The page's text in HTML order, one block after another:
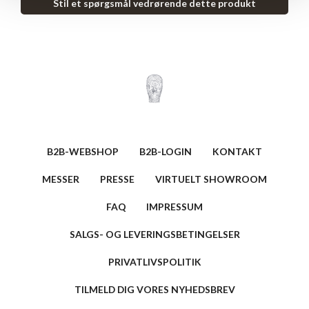
Stil et spørgsmål vedrørende dette produkt
B2B-WEBSHOP B2B-LOGIN KONTAKT
MESSER PRESSE VIRTUELT SHOWROOM
FAQ IMPRESSUM
SALGS- OG LEVERINGSBETINGELSER
PRIVATLIVSPOLITIK
TILMELD DIG VORES NYHEDSBREV